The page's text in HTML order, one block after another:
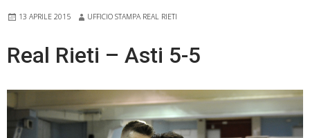
13 APRILE 2015 UFFICIO STAMPA REAL RIETI
Real Rieti – Asti 5-5